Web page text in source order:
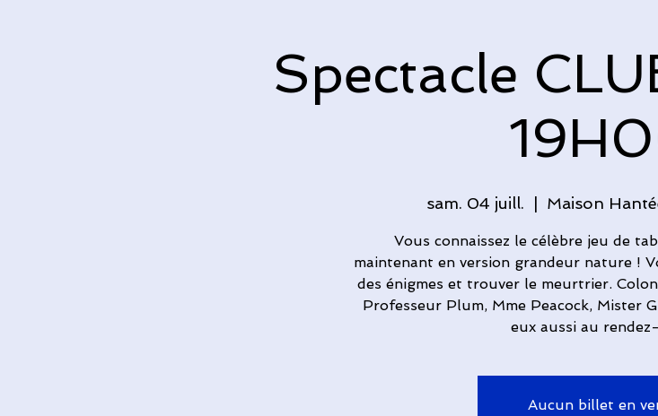
Spectacle
sam. 04 juill.
  |
Maison
Vous connaissez le célèbre jeu de
maintenant en version grandeur nature !
des énigmes et trouver le meurtrier.
Professeur Plum, Mme Peacock, Mister
eux aussi au
Aucun billet en